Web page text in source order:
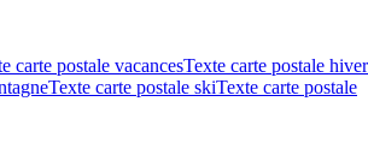
carte postale vacancesTexte carte postale hiver
Texte carte postale skiTexte carte postale